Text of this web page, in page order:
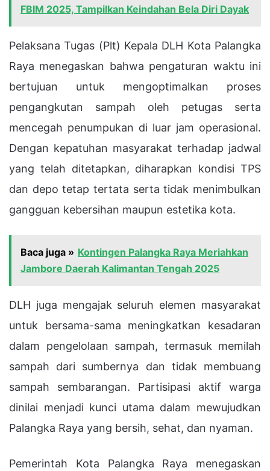
FBIM 2025, Tampilkan Keindahan Bela Diri Dayak
Pelaksana Tugas (Plt) Kepala DLH Kota Palangka
Raya menegaskan bahwa pengaturan waktu ini
bertujuan untuk mengoptimalkan proses
pengangkutan sampah oleh petugas serta
mencegah penumpukan di luar jam operasional.
Dengan kepatuhan masyarakat terhadap jadwal
yang telah ditetapkan, diharapkan kondisi TPS
dan depo tetap tertata serta tidak menimbulkan
gangguan kebersihan maupun estetika kota.
Baca juga » Kontingen Palangka Raya Meriahkan
Jambore Daerah Kalimantan Tengah 2025
DLH juga mengajak seluruh elemen masyarakat
untuk bersama-sama meningkatkan kesadaran
dalam pengelolaan sampah, termasuk memilah
sampah dari sumbernya dan tidak membuang
sampah sembarangan. Partisipasi aktif warga
dinilai menjadi kunci utama dalam mewujudkan
Palangka Raya yang bersih, sehat, dan nyaman.
Pemerintah Kota Palangka Raya menegaskan